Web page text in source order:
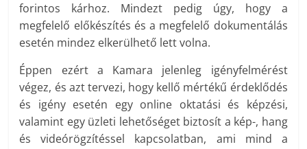
forintos kárhoz. Mindezt pedig úgy, hogy a
megfelelő előkészítés és a megfelelő dokumentálás
esetén mindez elkerülhető lett volna.
Éppen ezért a Kamara jelenleg igényfelmérést
végez, és azt tervezi, hogy kellő mértékű érdeklődés
és igény esetén egy online oktatási és képzési,
valamint egy üzleti lehetőséget biztosít a kép-, hang
és videórögzítéssel kapcsolatban, ami mind a